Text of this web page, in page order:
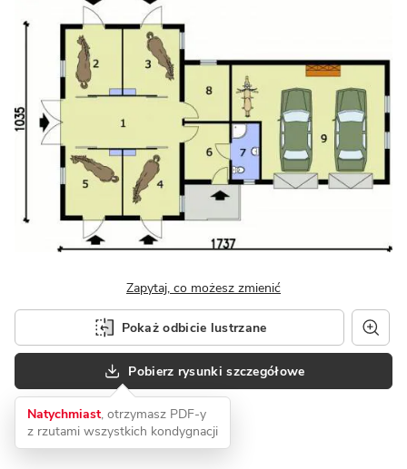
Zapytaj, co możesz zmienić
Pokaż odbicie lustrzane
Pobierz rysunki szczegółowe
Natychmiast, otrzymasz PDF-y
z rzutami wszystkich kondygnacji